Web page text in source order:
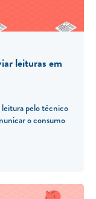
leituras em
pelo técnico
o consumo